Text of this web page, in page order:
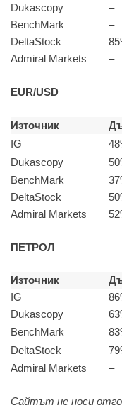
Dukascopy
–
BenchMark
–
DeltaStock
Admiral Markets
–
EUR/USD
Източник
IG
Dukascopy
BenchMark
DeltaStock
Admiral Markets
ПЕТРОЛ
Източник
IG
Dukascopy
BenchMark
DeltaStock
Admiral Markets
–
Сайтът не носи